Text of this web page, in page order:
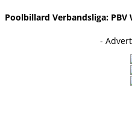
Poolbillard Verbandsliga: PBV
-